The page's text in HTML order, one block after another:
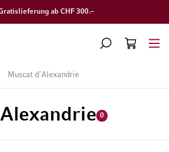
ab CHF 300.–
SUCHE
WARENKORB
Muscat d'Alexandrie
0